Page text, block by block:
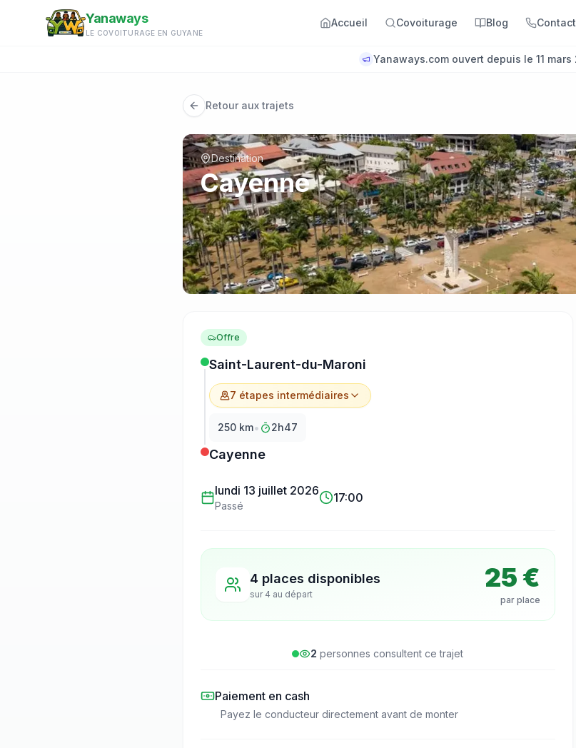
Aller au contenu principal
Yanaways
LE COVOITURAGE EN GUYANE
Accueil Covoiturage Blog Contact
Yanaways.com ouvert depuis le 11 mars
Retour aux trajets
Destination
Cayenne
Offre
Saint-Laurent-du-Maroni
7 étapes intermédiaires
250 km• 2h47
Cayenne
lundi 13 juillet 2026
Passé
17:00
4 places disponibles
sur 4 au départ
25 €
par place
2 personnes consultent ce trajet
Paiement en cash
Payez le conducteur directement avant de monter